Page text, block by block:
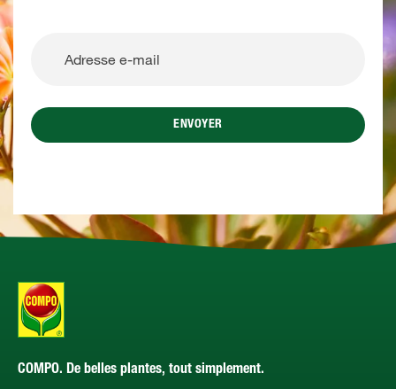
ENVOYER
COMPO. De belles plantes, tout simplement.